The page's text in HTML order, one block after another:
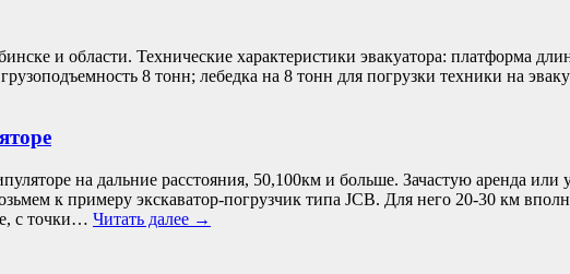
и области. Технические характеристики эвакуатора: платформа
8 тонн; лебедка на 8 тонн для погрузки техники на
на дальние расстояния, 50,100км и больше. Зачастую аренда или
к примеру экскаватор-погрузчик типа JCB. Для него 20-30 км
с точки… Читать далее →